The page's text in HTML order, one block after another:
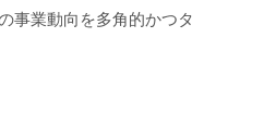
事業動向を多角的かつタ